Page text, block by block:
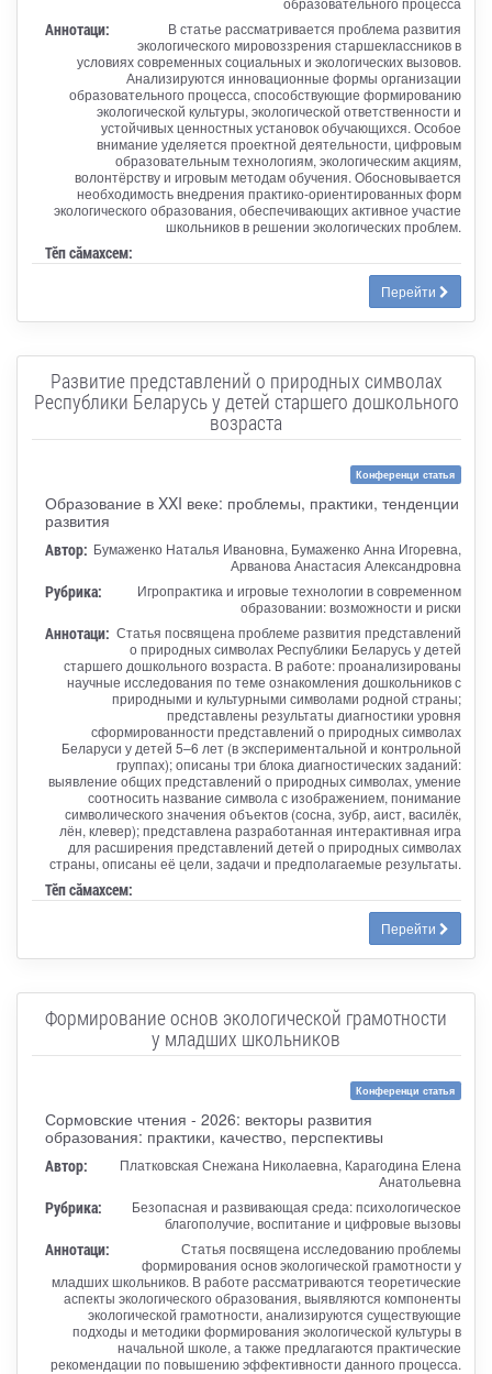
Аннотаци:
В статье рассматривается проблема развития
экологического мировоззрения старшеклассников в
условиях современных социальных и экологических вызовов.
Анализируются инновационные формы организации
образовательного процесса, способствующие формированию
экологической культуры, экологической ответственности и
устойчивых ценностных установок обучающихся. Особое
внимание уделяется проектной деятельности, цифровым
образовательным технологиям, экологическим акциям,
волонтёрству и игровым методам обучения. Обосновывается
необходимость внедрения практико-ориентированных форм
экологического образования, обеспечивающих активное участие
школьников в решении экологических проблем.
Тӗп сӑмахсем:
Перейти
Развитие представлений о природных символах
Республики Беларусь у детей старшего дошкольного
возраста
Конференци статья
Образование в XXI веке: проблемы, практики, тенденции
развития
Автор: Бумаженко Наталья Ивановна, Бумаженко Анна Игоревна,
Арванова Анастасия Александровна
Рубрика:
Игропрактика и игровые технологии в современном
образовании: возможности и риски
Аннотаци: Статья посвящена проблеме развития представлений
о природных символах Республики Беларусь у детей
старшего дошкольного возраста. В работе: проанализированы
научные исследования по теме ознакомления дошкольников с
природными и культурными символами родной страны;
представлены результаты диагностики уровня
сформированности представлений о природных символах
Беларуси у детей 5–6 лет (в экспериментальной и контрольной
группах); описаны три блока диагностических заданий:
выявление общих представлений о природных символах, умение
соотносить название символа с изображением, понимание
символического значения объектов (сосна, зубр, аист, василёк,
лён, клевер); представлена разработанная интерактивная игра
для расширения представлений детей о природных символах
страны, описаны её цели, задачи и предполагаемые результаты.
Тӗп сӑмахсем:
Перейти
Формирование основ экологической грамотности
у младших школьников
Конференци статья
Сормовские чтения - 2026: векторы развития
образования: практики, качество, перспективы
Автор:
Платковская Снежана Николаевна, Карагодина Елена
Анатольевна
Рубрика:
Безопасная и развивающая среда: психологическое
благополучие, воспитание и цифровые вызовы
Аннотаци:
Статья посвящена исследованию проблемы
формирования основ экологической грамотности у
младших школьников. В работе рассматриваются теоретические
аспекты экологического образования, выявляются компоненты
экологической грамотности, анализируются существующие
подходы и методики формирования экологической культуры в
начальной школе, а также предлагаются практические
рекомендации по повышению эффективности данного процесса.